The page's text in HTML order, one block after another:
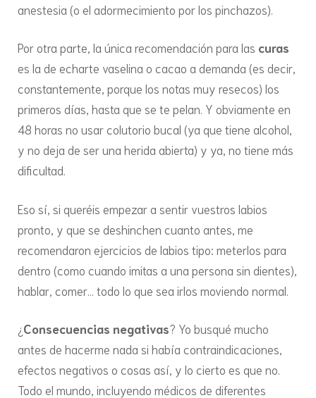
anestesia (o el adormecimiento por los pinchazos).
Por otra parte, la única recomendación para las curas
es la de echarte vaselina o cacao a demanda (es decir,
constantemente, porque los notas muy resecos) los
primeros días, hasta que se te pelan. Y obviamente en
48 horas no usar colutorio bucal (ya que tiene alcohol,
y no deja de ser una herida abierta) y ya, no tiene más
dificultad.
Eso sí, si queréis empezar a sentir vuestros labios
pronto, y que se deshinchen cuanto antes, me
recomendaron ejercicios de labios tipo: meterlos para
dentro (como cuando imitas a una persona sin dientes),
hablar, comer… todo lo que sea irlos moviendo normal.
¿Consecuencias negativas? Yo busqué mucho
antes de hacerme nada si había contraindicaciones,
efectos negativos o cosas así, y lo cierto es que no.
Todo el mundo, incluyendo médicos de diferentes